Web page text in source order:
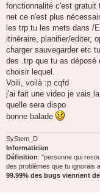
fonctionnalité c'est gratuit
net ce n'est plus
les trp tu les mets dans /
itinéraire, planifier/editer,
charger sauvegarder etc
des .trp que tu as déposé
choisir lequel.
Voili, voilà :p cqfd
j'ai fait une video je vais
quelle sera dispo
bonne balade
SyStem_D
Informaticien
Définition: "personne qui
des problèmes que tu ignorais
99.99% des bugs viennent